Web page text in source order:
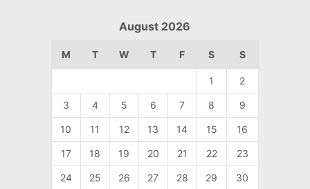
August 2026
M T W T F S S
1 2
3 4 5 6 7 8 9
10 11 12 13 14 15 16
17 18 19 20 21 22 23
24 25 26 27 28 29 30